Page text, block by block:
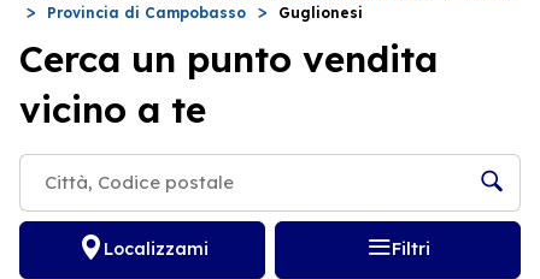
Provincia di Campobasso
Guglionesi
Cerca un punto vendita
vicino a te
Localizzami Filtri